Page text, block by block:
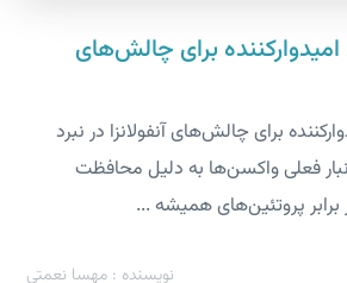
امیدوارکننده برای چالش‌های
برای چالش‌های آنفولانزا در نبرد
انبار فعلی واکسن‌ها به دلیل محافظت
پروتئین‌های همیشه ...
نویسنده : مهسا نعمتی